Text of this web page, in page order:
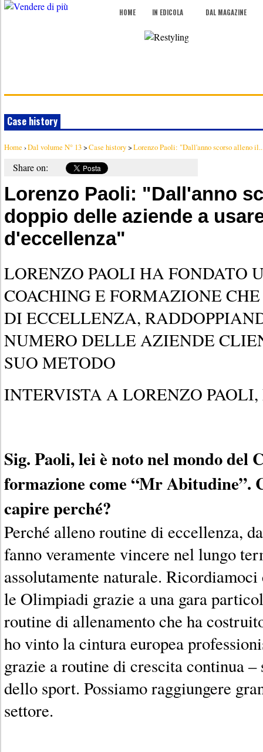
HOME IN EDICOLA DAL MAGAZINE
Case history
Home ›Dal volume N° 13>Case history>Lorenzo Paoli: "Dall'anno scorso alleno
Share on:
Lorenzo Paoli: "Dall'anno
doppio delle aziende a
d'eccellenza"
LORENZO PAOLI HA FONDATO
COACHING E FORMAZIONE
DI ECCELLENZA,
NUMERO DELLE AZIENDE
SUO METODO
INTERVISTA A LORENZO
Sig. Paoli, lei è noto nel mondo del
formazione come “Mr Abitudine”.
capire perché?
Perché alleno routine di eccellenza,
fanno veramente vincere nel lungo
assolutamente naturale.
le Olimpiadi grazie a una gara
routine di allenamento che ha
ho vinto la cintura europea
grazie a routine di crescita continua –
dello sport. Possiamo raggiungere
settore.